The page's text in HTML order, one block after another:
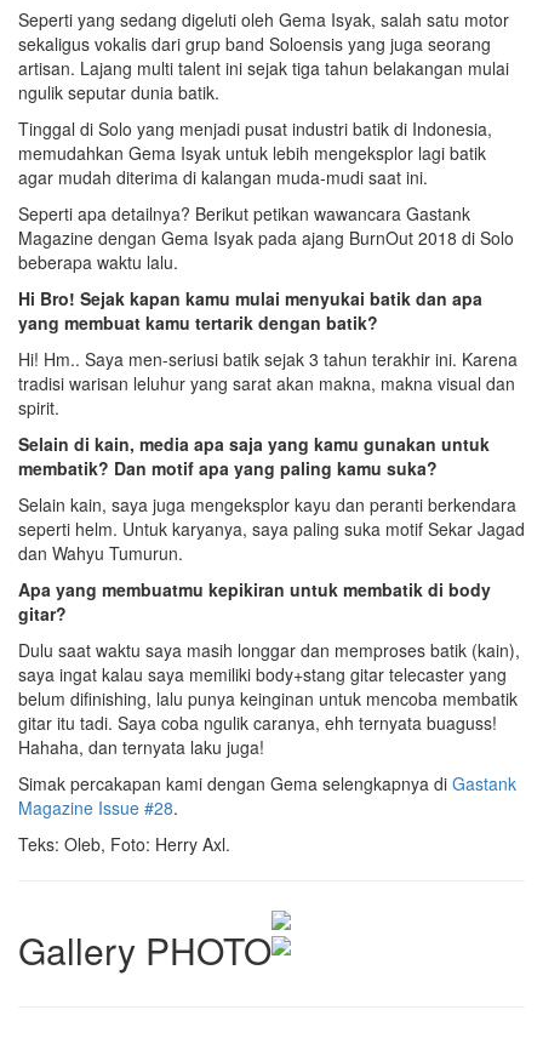
Seperti yang sedang digeluti oleh Gema Isyak, salah satu motor
sekaligus vokalis dari grup band Soloensis yang juga seorang
artisan. Lajang multi talent ini sejak tiga tahun belakangan mulai
ngulik seputar dunia batik.
Tinggal di Solo yang menjadi pusat industri batik di Indonesia,
memudahkan Gema Isyak untuk lebih mengeksplor lagi batik
agar mudah diterima di kalangan muda-mudi saat ini.
Seperti apa detailnya? Berikut petikan wawancara Gastank
Magazine dengan Gema Isyak pada ajang BurnOut 2018 di Solo
beberapa waktu lalu.
Hi Bro! Sejak kapan kamu mulai menyukai batik dan apa
yang membuat kamu tertarik dengan batik?
Hi! Hm.. Saya men-seriusi batik sejak 3 tahun terakhir ini. Karena
tradisi warisan leluhur yang sarat akan makna, makna visual dan
spirit.
Selain di kain, media apa saja yang kamu gunakan untuk
membatik? Dan motif apa yang paling kamu suka?
Selain kain, saya juga mengeksplor kayu dan peranti berkendara
seperti helm. Untuk karyanya, saya paling suka motif Sekar Jagad
dan Wahyu Tumurun.
Apa yang membuatmu kepikiran untuk membatik di body
gitar?
Dulu saat waktu saya masih longgar dan memproses batik (kain),
saya ingat kalau saya memiliki body+stang gitar telecaster yang
belum difinishing, lalu punya keinginan untuk mencoba membatik
gitar itu tadi. Saya coba ngulik caranya, ehh ternyata buaguss!
Hahaha, dan ternyata laku juga!
Simak percakapan kami dengan Gema selengkapnya di Gastank
Magazine Issue #28.
Teks: Oleb, Foto: Herry Axl.
Gallery PHOTO